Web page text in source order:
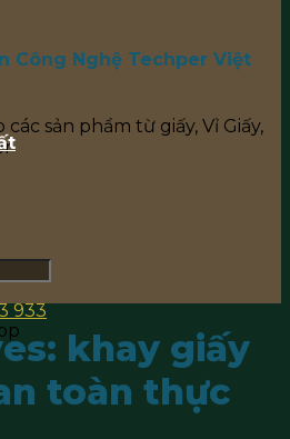
Công Nghệ Techper Việt
sản phẩm từ giấy, Vỉ Giấy,
933
khay giấy
toàn thực